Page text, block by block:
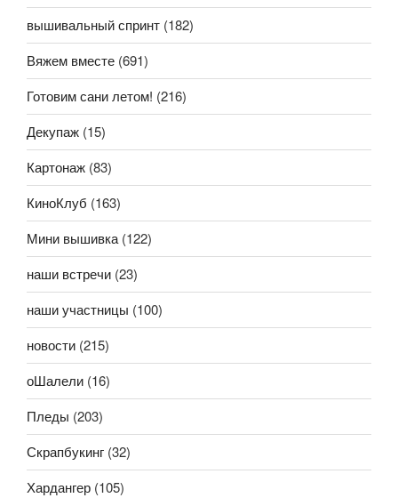
вышивальный спринт (182)
Вяжем вместе (691)
Готовим сани летом! (216)
Декупаж (15)
Картонаж (83)
КиноКлуб (163)
Мини вышивка (122)
наши встречи (23)
наши участницы (100)
новости (215)
оШалели (16)
Пледы (203)
Скрапбукинг (32)
Хардангер (105)